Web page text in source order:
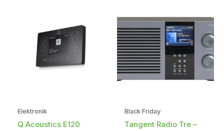
Elektronik
Q Acoustics E120
Black Friday
Tangent Radio Tre –